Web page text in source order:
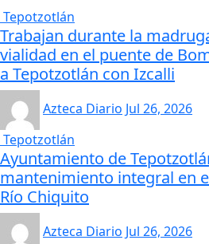
Tepotzotlán
Trabajan durante la
vialidad en el puente de
a Tepotzotlán con Izcalli
Azteca Diario Jul 26, 2026
Tepotzotlán
Ayuntamiento de
mantenimiento integral en
Río Chiquito
Azteca Diario Jul 26, 2026